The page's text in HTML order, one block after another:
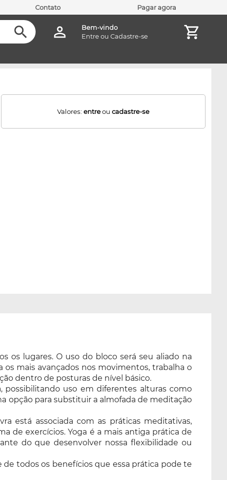
Contato Pagar agora
Bem-vindo
Entreou Cadastre-se
Valores:entreoucadastre-se
os lugares. O uso do bloco será seu aliado na
mais avançados nos movimentos, trabalha o
dentro de posturas de nível básico.
possibilitando uso em diferentes alturas como
opção para substituir a almofada de meditação
está associada com as práticas meditativas,
de exercícios. Yoga é a mais antiga prática de
do que desenvolver nossa flexibilidade ou
todos os benefícios que essa prática pode te